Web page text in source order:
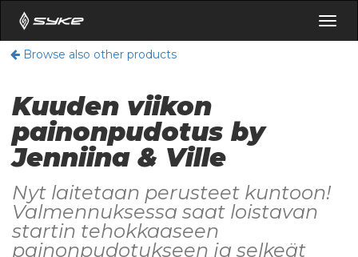
Browse also other products
Kuuden viikon
painonpudotus by
Jenniina & Ville
Nyt laitetaan perusteet kuntoon!
Valmennuksessa saat loistavan
startin tehokkaaseen
painonpudotukseen ja selkeät